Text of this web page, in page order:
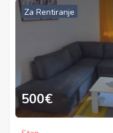
Za Rentiranje
500€